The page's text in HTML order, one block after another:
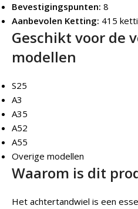
Bevestigingspunten: 8
Aanbevolen Ketting: 415
Geschikt voor de
modellen
S25
A3
A35
A52
A55
Overige modellen
Waarom is dit
Het achtertandwiel is een